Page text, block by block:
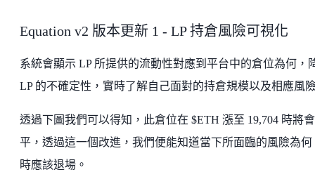
Equation v2 版本更新 1 - LP 持倉風險可視化
系統會顯示 LP 所提供的流動性對應到平台中的倉位為何，
LP 的不確定性，實時了解自己面對的持倉規模以及相應風
透過下圖我們可以得知，此倉位在 $ETH 漲至 19,704 時將
平，透過這一個改進，我們便能知道當下所面臨的風險為何
時應該退場。